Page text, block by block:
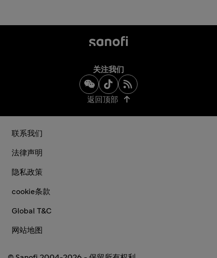
关注我们
返回顶部
联系我们
法律声明
隐私政策
cookie条款
Global T&C
网站地图